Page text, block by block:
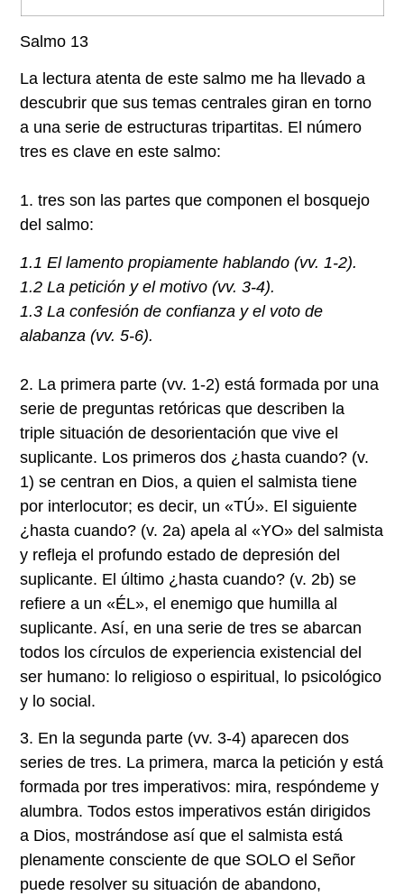
Salmo 13
La lectura atenta de este salmo me ha llevado a
descubrir que sus temas centrales giran en torno
a una serie de estructuras tripartitas. El número
tres es clave en este salmo:
1. tres son las partes que componen el bosquejo
del salmo:
1.1 El lamento propiamente hablando (vv. 1-2).
1.2 La petición y el motivo (vv. 3-4).
1.3 La confesión de confianza y el voto de
alabanza (vv. 5-6).
2. La primera parte (vv. 1-2) está formada por una
serie de preguntas retóricas que describen la
triple situación de desorientación que vive el
suplicante. Los primeros dos ¿hasta cuando? (v.
1) se centran en Dios, a quien el salmista tiene
por interlocutor; es decir, un «TÚ». El siguiente
¿hasta cuando? (v. 2a) apela al «YO» del salmista
y refleja el profundo estado de depresión del
suplicante. El último ¿hasta cuando? (v. 2b) se
refiere a un «ÉL», el enemigo que humilla al
suplicante. Así, en una serie de tres se abarcan
todos los círculos de experiencia existencial del
ser humano: lo religioso o espiritual, lo psicológico
y lo social.
3. En la segunda parte (vv. 3-4) aparecen dos
series de tres. La primera, marca la petición y está
formada por tres imperativos: mira, respóndeme y
alumbra. Todos estos imperativos están dirigidos
a Dios, mostrándose así que el salmista está
plenamente consciente de que SOLO el Señor
puede resolver su situación de abandono,